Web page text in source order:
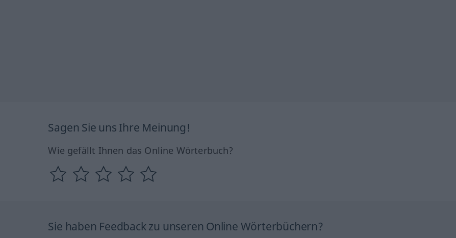
Sagen Sie uns Ihre Meinung!
Wie gefällt Ihnen das Online Wörterbuch?
Sie haben Feedback zu unseren Online Wörterbüchern?